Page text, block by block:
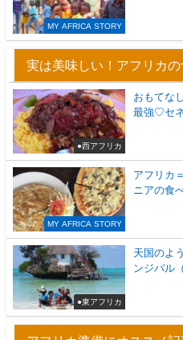
MY AFRICA STORY
実は美味しい！アフリカ
●西アフリカ
おもてな
最強♡セ
MY AFRICA STORY
アフリカ
ニアの食
●東アフリカ
天国のよ
ンジバル